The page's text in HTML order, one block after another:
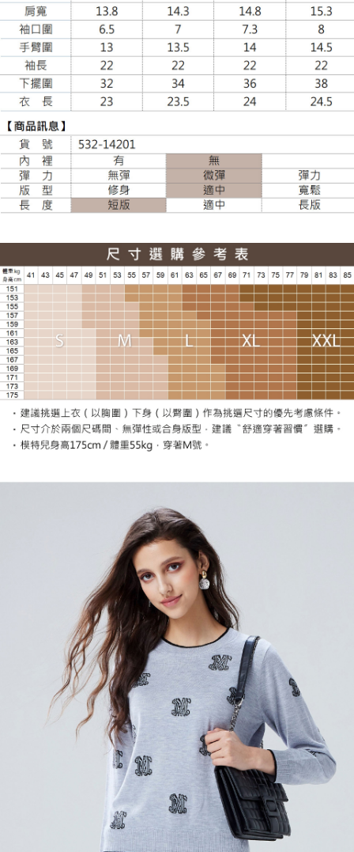
大嘴鳥宅配通
每筆NT$100，滿NT$988(含以上)免運費
貨到付款
每筆NT$120